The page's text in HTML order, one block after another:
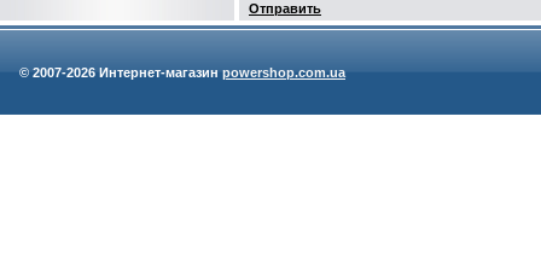
Отправить
© 2007-2026 Интернет-магазин powershop.com.ua